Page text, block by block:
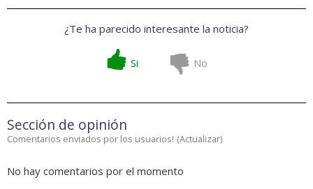
¿Te ha parecido interesante la noticia?
Si No
Sección de opinión
Comentarios enviados por los usuarios! (Actualizar)
No hay comentarios por el momento